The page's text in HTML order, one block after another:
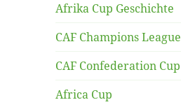
Afrika Cup Geschichte
CAF Champions League
CAF Confederation Cup
Africa Cup